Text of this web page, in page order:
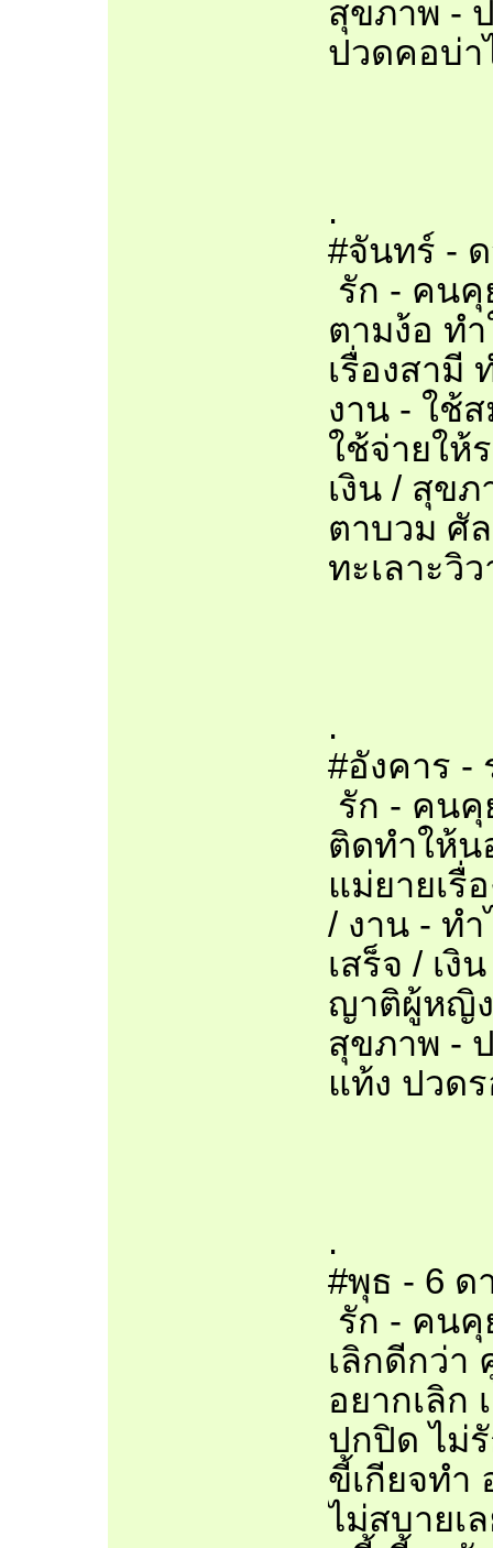
สุขภาพ -
ปวดคอบ่า
.
#จันทร์ -
รัก - คนคุ
ตามง้อ ท
เรื่องสามี
งาน - ใช้ส
ใช้จ่ายให้
เงิน / สุข
ตาบวม ศั
ทะเลาะวิ
.
#อังคาร -
รัก - คนคุ
ติดทำให้น
แม่ยายเรื่
/ งาน - ท
เสร็จ / เ
ญาติผู้หญิง
สุขภาพ -
แท้ง ปวด
.
#พุธ - 6 ด
รัก - คนคุ
เลิกดีกว่า
อยากเลิก
ปกปิด ไม่
ขี้เกียจทำ
ไม่สบายเ